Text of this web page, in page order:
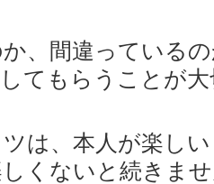
、間違っている
てもらうことが
は、本人が楽し
くないと続きま